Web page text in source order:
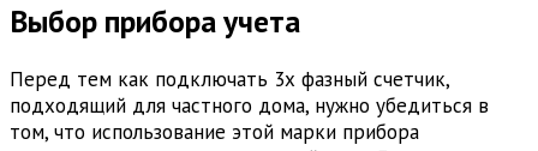
Выбор прибора учета
Перед тем как подключать 3х фазный счетчик,
подходящий для частного дома, нужно убедиться в
том, что использование этой марки прибора